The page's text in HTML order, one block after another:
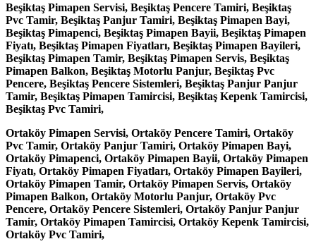
Beşiktaş Pimapen Servisi, Beşiktaş Pencere Tamiri, Beşiktaş
Pvc Tamir, Beşiktaş Panjur Tamiri, Beşiktaş Pimapen Bayi,
Beşiktaş Pimapenci, Beşiktaş Pimapen Bayii, Beşiktaş Pimapen
Fiyatı, Beşiktaş Pimapen Fiyatları, Beşiktaş Pimapen Bayileri,
Beşiktaş Pimapen Tamir, Beşiktaş Pimapen Servis, Beşiktaş
Pimapen Balkon, Beşiktaş Motorlu Panjur, Beşiktaş Pvc
Pencere, Beşiktaş Pencere Sistemleri, Beşiktaş Panjur Panjur
Tamir, Beşiktaş Pimapen Tamircisi, Beşiktaş Kepenk Tamircisi,
Beşiktaş Pvc Tamiri,
Ortaköy Pimapen Servisi, Ortaköy Pencere Tamiri, Ortaköy
Pvc Tamir, Ortaköy Panjur Tamiri, Ortaköy Pimapen Bayi,
Ortaköy Pimapenci, Ortaköy Pimapen Bayii, Ortaköy Pimapen
Fiyatı, Ortaköy Pimapen Fiyatları, Ortaköy Pimapen Bayileri,
Ortaköy Pimapen Tamir, Ortaköy Pimapen Servis, Ortaköy
Pimapen Balkon, Ortaköy Motorlu Panjur, Ortaköy Pvc
Pencere, Ortaköy Pencere Sistemleri, Ortaköy Panjur Panjur
Tamir, Ortaköy Pimapen Tamircisi, Ortaköy Kepenk Tamircisi,
Ortaköy Pvc Tamiri,